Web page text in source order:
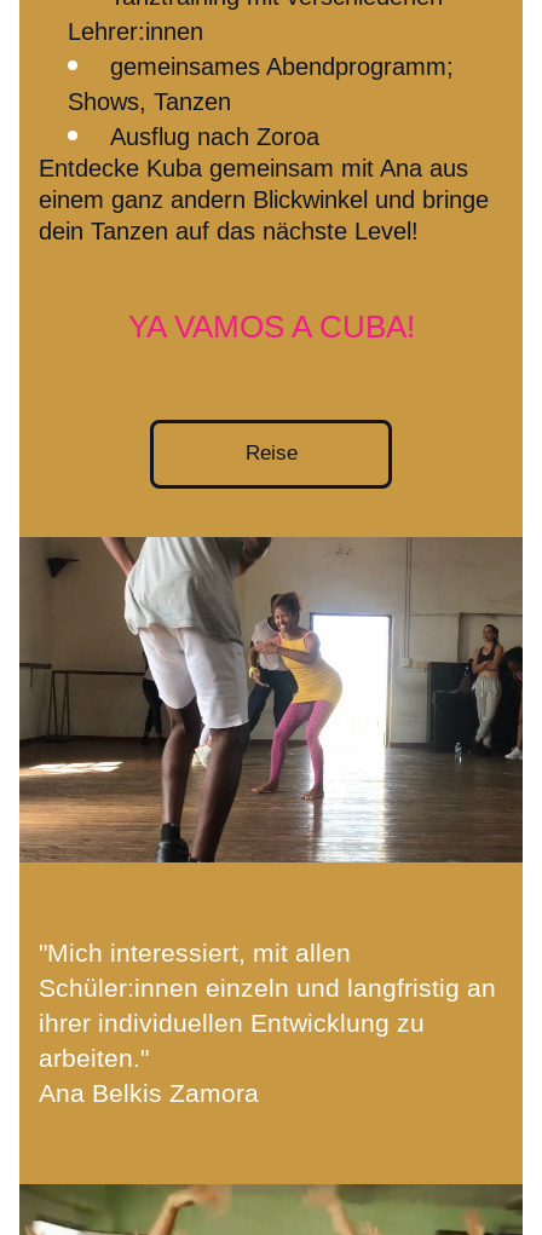
Lehrer:innen
gemeinsames Abendprogramm;
Shows, Tanzen
Ausflug nach Zoroa
Entdecke Kuba gemeinsam mit Ana aus
einem ganz andern B lickwinkel und bringe
dein Tanzen auf das nächste Level!
YA VAMOS A CUBA!
Reise
"Mich interessiert, mit allen
Schüler:innen einzeln und langfristig an
ihrer individuellen Entwicklung zu
arbeiten."
Ana Belkis Zamora